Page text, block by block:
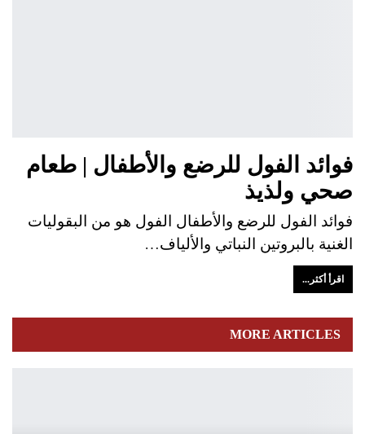
فوائد الفول للرضع والأطفال | طعام
صحي ولذيذ
فوائد الفول للرضع والأطفال الفول هو من البقوليات
الغنية بالبروتين النباتي والألياف…
اقرأ أكثر...
MORE ARTICLES